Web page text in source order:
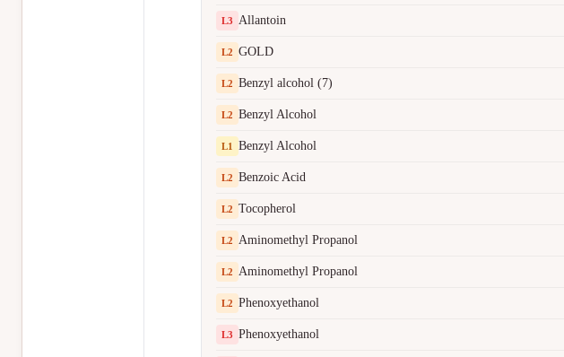
L3 Allantoin
L2 GOLD
L2 Benzyl alcohol (7)
L2 Benzyl Alcohol
L1 Benzyl Alcohol
L2 Benzoic Acid
L2 Tocopherol
L2 Aminomethyl Propanol
L2 Aminomethyl Propanol
L2 Phenoxyethanol
L3 Phenoxyethanol